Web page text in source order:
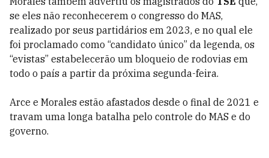
se eles não reconhecerem o congresso do MAS,
realizado por seus partidários em 2023, e no qual ele
foi proclamado como “candidato único” da legenda, os
“evistas” estabelecerão um bloqueio de rodovias em
todo o país a partir da próxima segunda-feira.
Arce e Morales estão afastados desde o final de 2021 e
travam uma longa batalha pelo controle do MAS e do
governo.